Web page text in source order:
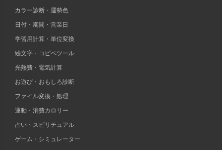
カラー診断・運勢色
日付・期間・営業日
学習用計算・単位変換
絵文字・コピペツール
光熱費・電気計算
お遊び・おもしろ診断
ファイル変換・処理
運動・消費カロリー
占い・スピリチュアル
ゲーム・シミュレーター